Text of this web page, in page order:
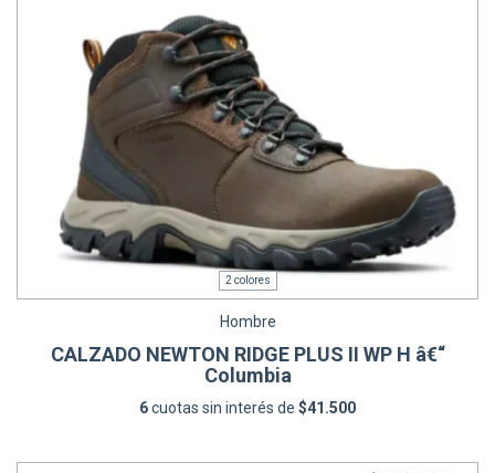
2 colores
Hombre
CALZADO NEWTON RIDGE PLUS II WP H â€“
Columbia
6cuotas sin interés de $41.500